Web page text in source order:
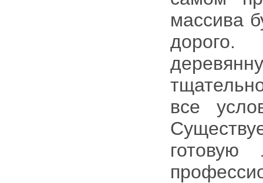
массива
дорого.
все